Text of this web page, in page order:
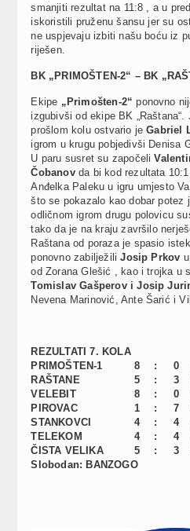
smanjiti rezultat na 11:8 , a u
iskoristili pruženu šansu jer su
ne uspjevaju izbiti našu boću iz
riješen.
BK „PRIMOŠTEN-2“ – BK
Ekipe „Primošten-2“ ponovno
izgubivši od ekipe BK
prošlom kolu ostvario jeGabriel
igrom u krugu pobjedivši Denisa
U paru susret su započeli
Čobanovda bi kod rezultata
Anđelka Paleku u igru umjesto
što se pokazalo kao dobar potez
odličnom igrom drugu polovicu
tako da je na kraju završilo
Raštana od poraza je spasio
ponovno zabilježiliJosip Prkov
od Zorana Glešić , kao i trojka u
Tomislav Gašperov i Josip
Nevena Marinović, Ante Šarić i
REZULTATI 7. KOLA
PRIMOŠTEN-1
8 : 0
RAŠTANE
5 : 3
VELEBIT
8 : 0
PIROVAC
1 : 7
STANKOVCI
4 : 4
TELEKOM
4 : 4
ČISTA VELIKA
5 : 3
Slobodan: BANZOGO